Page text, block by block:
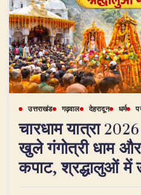
उत्तराखंड गढ़वाल देहरादून धर्म
चारधाम यात्रा
खुले गंगोत्री धाम
कपाट, श्रद्धालुओं में